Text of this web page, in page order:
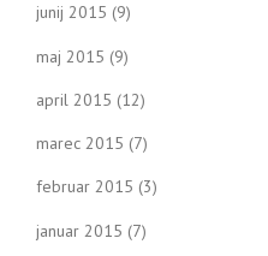
junij 2015 (9)
maj 2015 (9)
april 2015 (12)
marec 2015 (7)
februar 2015 (3)
januar 2015 (7)